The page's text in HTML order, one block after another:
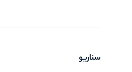
سناریو